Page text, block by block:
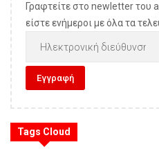
Γραφτείτε στο newletter του
είστε ενήμεροι με όλα τα
Tags Cloud